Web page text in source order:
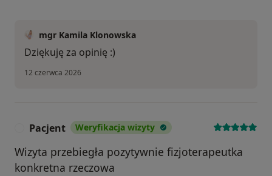
mgr Kamila Klonowska
Dziękuję za opinię :)
12 czerwca 2026
Pacjent Weryfikacja wizyty
Wizyta przebiegła pozytywnie fizjoterapeutka
konkretna rzeczowa